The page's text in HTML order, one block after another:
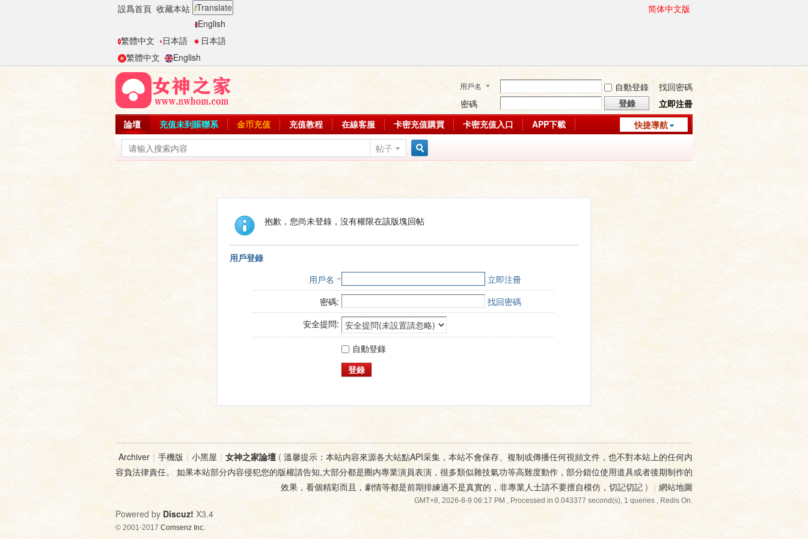
設爲首頁 收藏本站 Translate
English
繁體中文
日本語
日本語
繁體中文
English
简体中文版
用戶名 自動登錄
找回密碼
密碼
登錄
立即注冊
快捷導航
論壇 充值未到賬聯系 金币充值 充值教程 在線客服 卡密充值購買 卡密充值入口
APP下載
帖子
索
抱歉，您尚未登錄，沒有權限在該版塊回帖
用戶登錄
用戶名
立即注冊
密碼:
找回密碼
安全提問:
自動登錄
登錄
Archiver | 手機版 | 小黑屋 | 女神之家論壇( 溫馨提示：本站内容來源各大站點API采集，本站不會保存、複制或傳播任何視頻文件，也不對本站上的任何内
容負法律責任。 如果本站部分内容侵犯您的版權請告知,大部分都是圈内專業演員表演，很多類似雜技氣功等高難度動作，部分錯位使用道具或者後期制作的
效果，看個精彩而且，劇情等都是前期排練過不是真實的，非專業人士請不要擅自模仿，切記切記 ) | 網站地圖
GMT+8, 2026-8-9 06:17 PM, Processed in 0.043377 second(s), 1 queries , Redis On.
Powered by Discuz! X3.4
© 2001-2017 Comsenz Inc.